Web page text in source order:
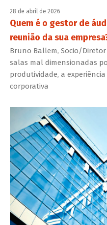
28 de abril de 2026
Quem é o gestor de
reunião da sua
Bruno Ballem, Socio/Diretor
salas mal dimensionadas
produtividade, a
corporativa